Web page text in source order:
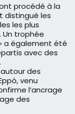
procédé à la
distingué les
les plus
Un trophée
a également été
avec des
des
venu
l’ancrage
des